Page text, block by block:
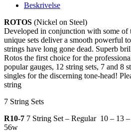
Beskrivelse
ROTOS (Nickel on Steel)
Developed in conjunction with some of
unique sets deliver a smooth powerful
strings have long gone dead. Superb
Rotos the first choice for the
popular gauges, 12 string sets, 7 and 8
singles for the discerning tone-head!
string
7 String Sets
R10-7 7 String Set – Regular 10 – 13
56w